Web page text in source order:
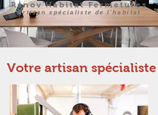
Rénov'Habitat Fermetures
Artisan spécialiste de l'habitat
Votre artisan spécialiste